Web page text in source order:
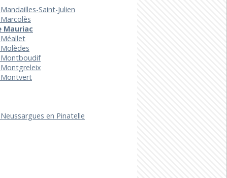
Saint-Julien
Mauriac
en Pinatelle